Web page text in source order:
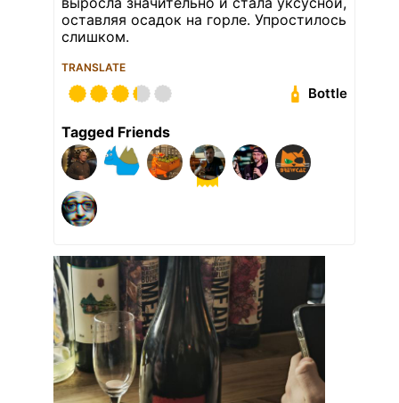
оставляя осадок на горле. Упростилось
слишком.
TRANSLATE
Bottle
Tagged Friends